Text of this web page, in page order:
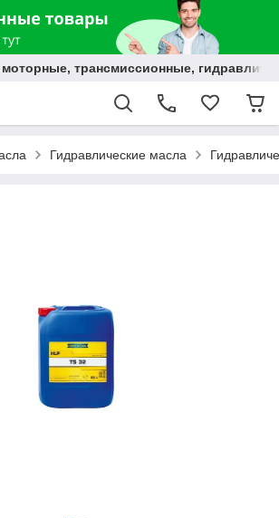
трансмиссионные,
Гидравлические масла